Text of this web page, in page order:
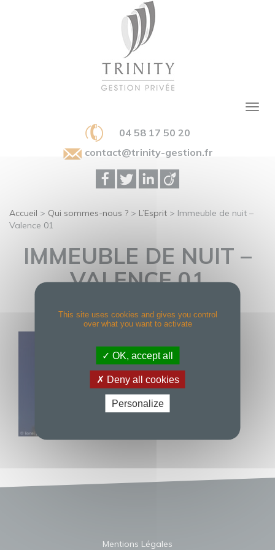
04 58 17 50 20
contact@trinity-gestion.fr
Accueil > Qui sommes-nous ? > L’Esprit > Immeuble de nuit –
Valence 01
IMMEUBLE DE NUIT –
VALENCE 01
Mentions Légales
This site uses cookies and gives you control
over what you want to activate
OK, accept all
Deny all cookies
Personalize